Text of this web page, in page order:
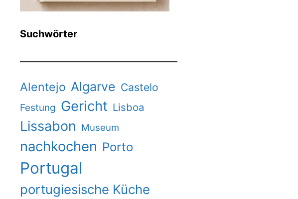
Suchwörter
Alentejo Algarve Castelo
Festung Gericht Lisboa
Lissabon Museum
nachkochen Porto
Portugal
portugiesische Küche